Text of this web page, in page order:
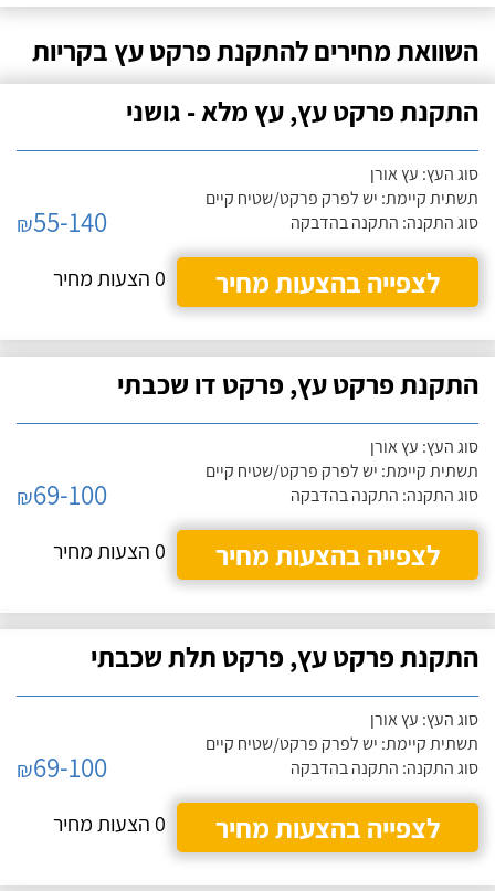
השוואת מחירים להתקנת פרקט עץ בקריות
התקנת פרקט עץ, עץ מלא - גושני
סוג העץ: עץ אורן
תשתית קיימת: יש לפרק פרקט/שטיח קיים
סוג התקנה: התקנה בהדבקה
₪55-140
לצפייה בהצעות מחיר
0 הצעות מחיר
התקנת פרקט עץ, פרקט דו שכבתי
סוג העץ: עץ אורן
תשתית קיימת: יש לפרק פרקט/שטיח קיים
סוג התקנה: התקנה בהדבקה
₪69-100
לצפייה בהצעות מחיר
0 הצעות מחיר
התקנת פרקט עץ, פרקט תלת שכבתי
סוג העץ: עץ אורן
תשתית קיימת: יש לפרק פרקט/שטיח קיים
סוג התקנה: התקנה בהדבקה
₪69-100
לצפייה בהצעות מחיר
0 הצעות מחיר